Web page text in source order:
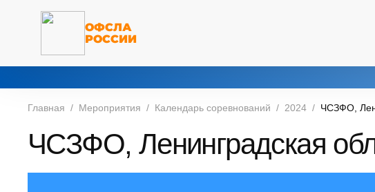
ОФСЛА
РОССИИ
Главная Мероприятия Календарь соревнований 2024 ЧСЗФО,
ЧСЗФО, Ленинградская